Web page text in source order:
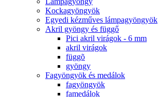
Kockagyöngyök
Egyedi kézműves lámpagyöngyök
Akril gyöngy és függő
Pici akril virágok - 6 mm
akril virágok
függõ
gyöngy
Fagyöngyök és medálok
fagyöngyök
famedálok